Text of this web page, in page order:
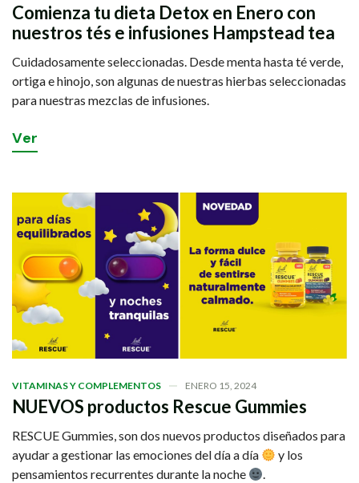
Comienza tu dieta Detox en Enero con
nuestros tés e infusiones Hampstead tea
Cuidadosamente seleccionadas. Desde menta hasta té verde,
ortiga e hinojo, son algunas de nuestras hierbas seleccionadas
para nuestras mezclas de infusiones.
Ver
VITAMINAS Y COMPLEMENTOS ENERO 15, 2024
NUEVOS productos Rescue Gummies
RESCUE Gummies, son dos nuevos productos diseñados para
ayudar a gestionar las emociones del día a día
y los
pensamientos recurrentes durante la noche
​.